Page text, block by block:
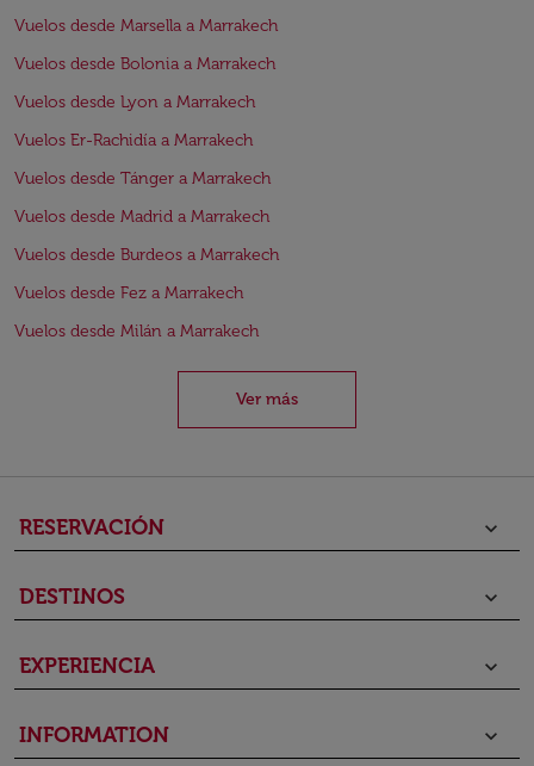
Vuelos desde Marsella a Marrakech
Vuelos desde Bolonia a Marrakech
Vuelos desde Lyon a Marrakech
Vuelos Er-Rachidía a Marrakech
Vuelos desde Tánger a Marrakech
Vuelos desde Madrid a Marrakech
Vuelos desde Burdeos a Marrakech
Vuelos desde Fez a Marrakech
Vuelos desde Milán a Marrakech
Ver más
RESERVACIÓN keyboard_arrow_down
DESTINOS keyboard_arrow_down
EXPERIENCIA keyboard_arrow_down
INFORMATION keyboard_arrow_down